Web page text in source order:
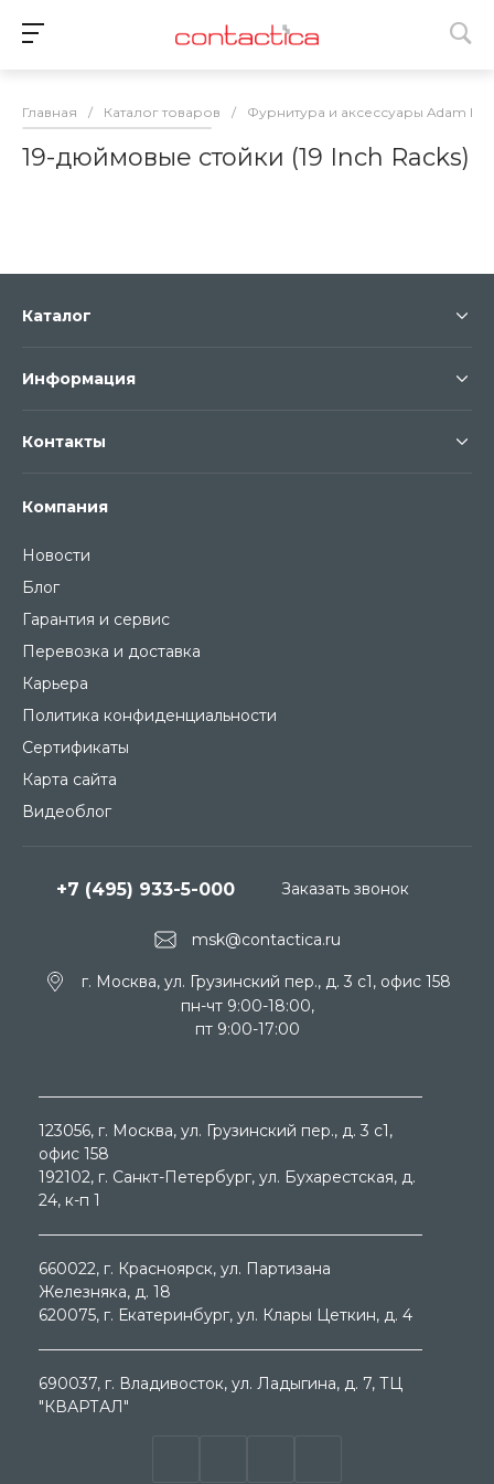
Главная / Каталог товаров / Фурнитура и аксессуары Adam Hall
19-дюймовые стойки (19 Inch Racks)
Компания
Новости
Блог
Гарантия и сервис
Перевозка и доставка
Карьера
Политика конфиденциальности
Сертификаты
Карта сайта
Видеоблог
Каталог
Информация
Контакты
msk@contactica.ru
+7 (495) 933-5-000
г. Москва, ул. Грузинский пер., д. 3 c1, офис 158
пн-чт 9:00-18:00,
пт 9:00-17:00
Заказать звонок
123056, г. Москва, ул. Грузинский пер., д. 3 c1,
офис 158
192102, г. Санкт-Петербург, ул. Бухарестская, д.
24, к-п 1
660022, г. Красноярск, ул. Партизана
Железняка, д. 18
620075, г. Екатеринбург, ул. Клары Цеткин, д. 4
690037, г. Владивосток, ул. Ладыгина, д. 7, ТЦ
"КВАРТАЛ"